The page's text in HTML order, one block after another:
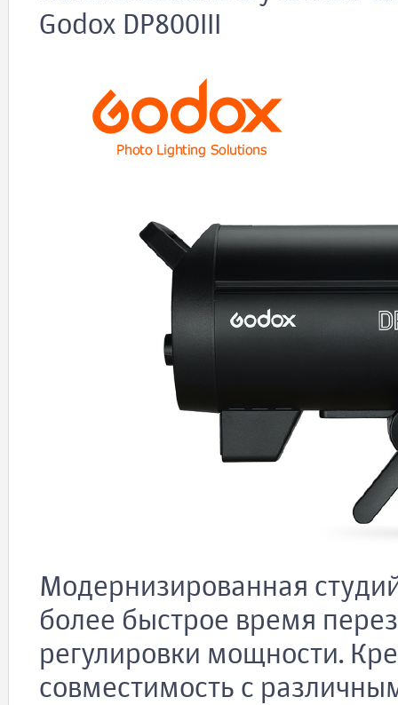
Godox DP800III
Модернизированная
более быстрое время
регулировки мощности.
совместимость с